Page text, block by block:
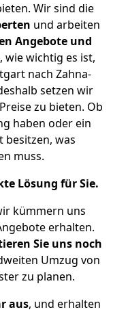
Wir sind die
und arbeiten
Angebote und
wie wichtig es ist,
nach Zahna-
setzen wir
zu bieten. Ob
haben oder ein
besitzen, was
muss.
Lösung für Sie.
kümmern uns
erhalten.
Sie uns noch
Umzug von
zu planen.
aus, und erhalten